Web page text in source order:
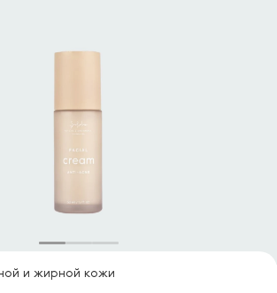
и жирной кожи